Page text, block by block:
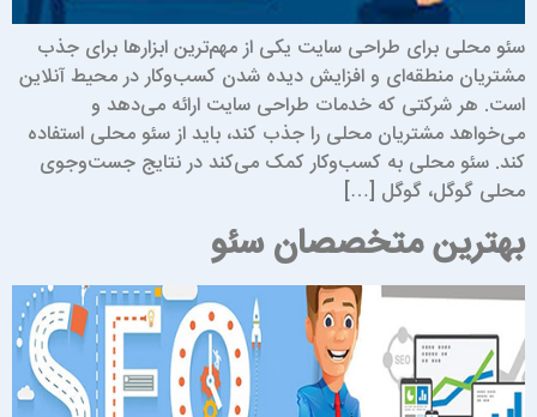
سئو محلی برای طراحی سایت یکی از مهم‌ترین ابزارها برای جذب
مشتریان منطقه‌ای و افزایش دیده شدن کسب‌وکار در محیط آنلاین
است. هر شرکتی که خدمات طراحی سایت ارائه می‌دهد و
می‌خواهد مشتریان محلی را جذب کند، باید از سئو محلی استفاده
کند. سئو محلی به کسب‌وکار کمک می‌کند در نتایج جست‌وجوی
محلی گوگل، گوگل […]
بهترین متخصصان سئو